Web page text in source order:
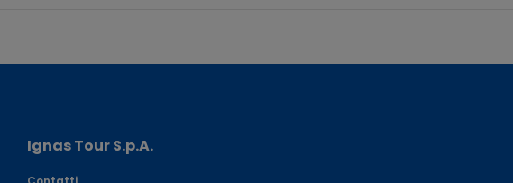
Ignas Tour S.p.A.